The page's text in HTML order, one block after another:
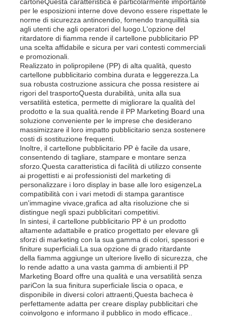
Casa
Prodotti
Chi siamo
Fatory Tour
Controllo di qualità
Contattaci
notizie
Tutti i casi
Richiedere un preventivo
Bordo di plastica dei pp
per le esposizioni interne dove devono essere rispettate le
norme di sicurezza antincendio, fornendo tranquillità sia
agli utenti che agli operatori del luogo.L'opzione del
ritardatore di fiamma rende il cartellone pubblicitario PP
una scelta affidabile e sicura per vari contesti commerciali
e promozionali.
Realizzato in polipropilene (PP) di alta qualità, questo
cartellone pubblicitario combina durata e leggerezza.La
sua robusta costruzione assicura che possa resistere ai
rigori del trasportoQuesta durabilità, unita alla sua
versatilità estetica, permette di migliorare la qualità del
prodotto e la sua qualità.rende il PP Marketing Board una
soluzione conveniente per le imprese che desiderano
massimizzare il loro impatto pubblicitario senza sostenere
costi di sostituzione frequenti.
Inoltre, il cartellone pubblicitario PP è facile da usare,
consentendo di tagliare, stampare e montare senza
sforzo.Questa caratteristica di facilità di utilizzo consente
ai progettisti e ai professionisti del marketing di
personalizzare i loro display in base alle loro esigenzeLa
compatibilità con i vari metodi di stampa garantisce
un'immagine vivace,grafica ad alta risoluzione che si
distingue negli spazi pubblicitari competitivi.
In sintesi, il cartellone pubblicitario PP è un prodotto
altamente adattabile e pratico progettato per elevare gli
sforzi di marketing con la sua gamma di colori, spessori e
finiture superficiali.La sua opzione di grado ritardante
della fiamma aggiunge un ulteriore livello di sicurezza, che
lo rende adatto a una vasta gamma di ambienti.il PP
Marketing Board offre una qualità e una versatilità senza
pariCon la sua finitura superficiale liscia o opaca, e
disponibile in diversi colori attraenti,Questa bacheca è
perfettamente adatta per creare display pubblicitari che
coinvolgono e informano il pubblico in modo efficace..